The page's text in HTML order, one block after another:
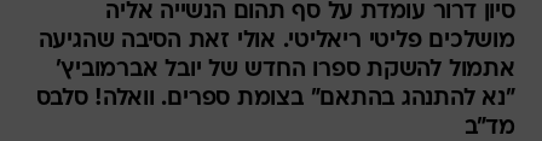
סיון דרור עומדת על סף תהום הנשייה אליה
מושלכים פליטי ריאליטי. אולי זאת הסיבה שהגיעה
אתמול להשקת ספרו החדש של יובל אברמוביץ'
"נא להתנהג בהתאם" בצומת ספרים. וואלה! סלבס
מד"ב